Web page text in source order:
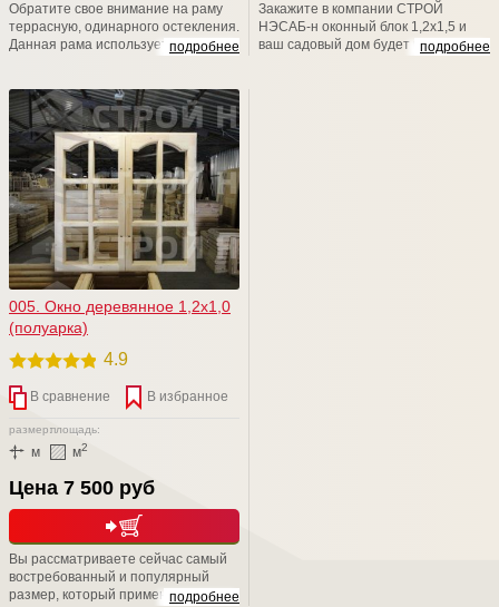
подробнее
Обратите свое внимание на раму
террасную, одинарного остекления.
Данная рама используется для
дачных домов, веранд. Размер
изделия (В*Ш): 1000*800. Толщина
рамы 43 (мм). Конструкция рамы
предусматривает остекление
листовым стеклом толщиной до
4мм. Штапик в комплекте.
подробнее
Закажите в компании СТРОЙ
НЭСАБ-н оконный блок 1,2х1,5 и
ваш садовый дом будет выглядеть
005. Окно деревянное 1,2х1,0
(полуарка)
4.9
В сравнение В избранное
размер:
м
площадь:
м2
Цена 7 500 руб
подробнее
Вы рассматриваете сейчас самый
востребованный и популярный
размер, который применяется при